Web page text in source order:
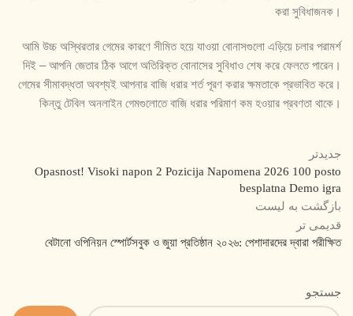
করা সুবিধাজনক।
আমি উচ্চ অস্থিরতার গেমের কারণে সীমিত হয়ে যাওয়া বোনাসগুলো এড়িয়ে চলার পরামর্শ
দিই – আপনি জেতার ঠিক আগে অতিরিক্ত বোনাসের সুবিধাও শেষ করে ফেলতে পারেন।
গেমের সীমাবদ্ধতা অবশ্যই আপনার বাজি ধরার শর্ত পূরণ করার ক্ষমতাকে প্রভাবিত করে।
কিন্তু টেবিল অনলাইন গেমগুলোতে বাজি ধরার পরিমাণ কম হওয়ার প্রবণতা থাকে।
جدیدتر
Opasnost! Visoki napon 2 Pozicija Napomena 2026 100 posto
besplatna Demo igra
بازگشت به لیست
قدیمی تر
বেটানো ওপিনিয়ন স্পোর্টসবুক ও জুয়া প্রতিষ্ঠান ২০২৬: পেশাদারদের দ্বারা পরীক্ষিত
جستجو